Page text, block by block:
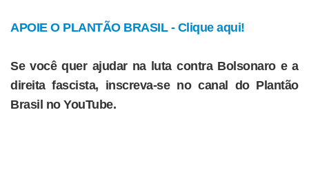
APOIE O PLANTÃO BRASIL - Clique aqui!
Se você quer ajudar na luta contra Bolsonaro e a
direita fascista, inscreva-se no canal do Plantão
Brasil no YouTube.